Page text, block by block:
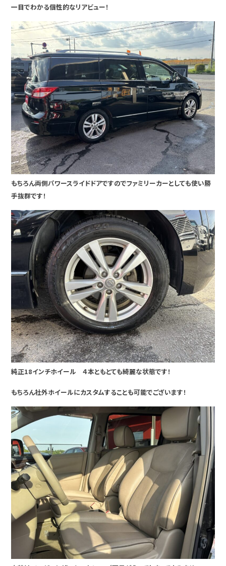
一目でわかる個性的なリアビュー！
もちろん両側パワースライドドアですのでファミリーカーとしても使い勝
手抜群です！
純正18インチホイール ４本ともとても綺麗な状態です！
もちろん社外ホイールにカスタムすることも可能でございます！